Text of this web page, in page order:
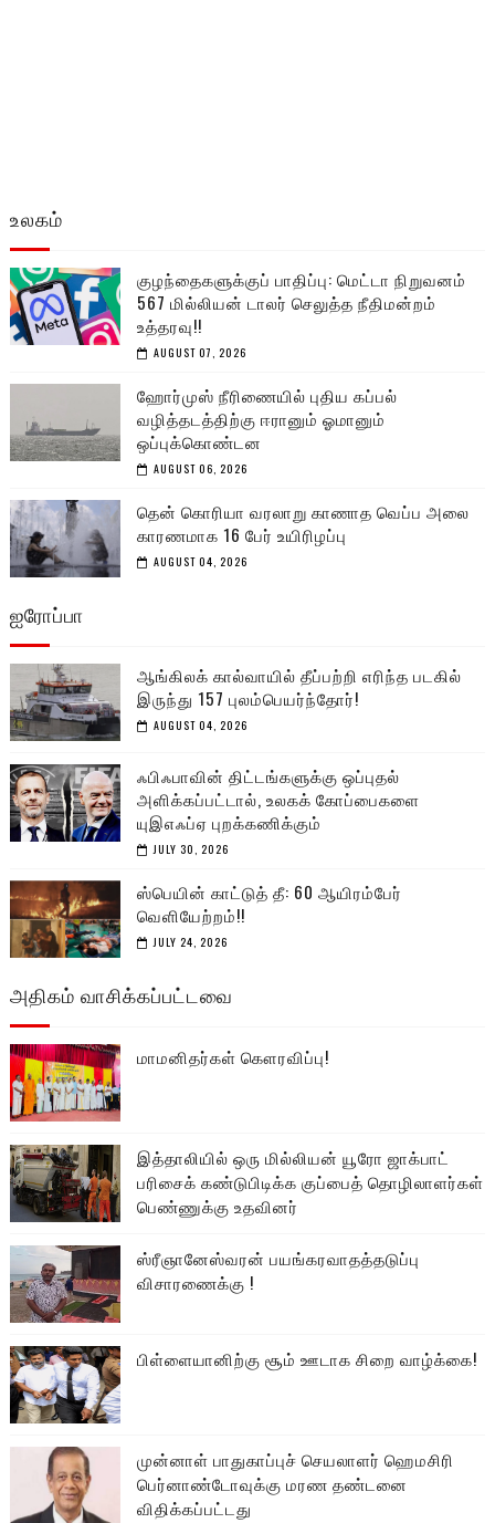
உலகம்
குழந்தைகளுக்குப் பாதிப்பு: மெட்டா நிறுவனம்
567 மில்லியன் டாலர் செலுத்த நீதிமன்றம்
உத்தரவு!!
AUGUST 07, 2026
ஹோர்முஸ் நீரிணையில் புதிய கப்பல்
வழித்தடத்திற்கு ஈரானும் ஓமானும்
ஒப்புக்கொண்டன
AUGUST 06, 2026
தென் கொரியா வரலாறு காணாத வெப்ப அலை
காரணமாக 16 பேர் உயிரிழப்பு
AUGUST 04, 2026
ஐரோப்பா
ஆங்கிலக் கால்வாயில் தீப்பற்றி எரிந்த படகில்
இருந்து 157 புலம்பெயர்ந்தோர்!
AUGUST 04, 2026
ஃபிஃபாவின் திட்டங்களுக்கு ஒப்புதல்
அளிக்கப்பட்டால், உலகக் கோப்பைகளை
யுஇஎஃப்ஏ புறக்கணிக்கும்
JULY 30, 2026
ஸ்பெயின் காட்டுத் தீ: 60 ஆயிரம்பேர்
வெளியேற்றம்!!
JULY 24, 2026
அதிகம் வாசிக்கப்பட்டவை
மாமனிதர்கள் கௌரவிப்பு!
இத்தாலியில் ஒரு மில்லியன் யூரோ ஜாக்பாட்
பரிசைக் கண்டுபிடிக்க குப்பைத் தொழிலாளர்கள்
பெண்ணுக்கு உதவினர்
ஸ்ரீஞானேஸ்வரன் பயங்கரவாதத்தடுப்பு
விசாரணைக்கு !
பிள்ளையானிற்கு சூம் ஊடாக சிறை வாழ்க்கை!
முன்னாள் பாதுகாப்புச் செயலாளர் ஹெமசிரி
பெர்னாண்டோவுக்கு மரண தண்டனை
விதிக்கப்பட்டது